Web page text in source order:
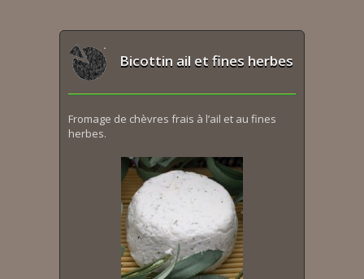
Bicottin ail et fines herbes
Fromage de chèvres frais à l’ail et au fines
herbes.